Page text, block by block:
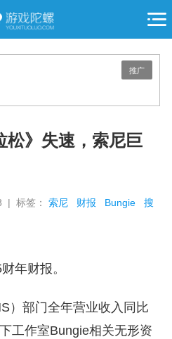
推广
松》失速，索尼巨
| 标签：索尼 财报 Bungie 搜
年财报。
）部门全年营业收入同比
工作室Bungie相关无形资